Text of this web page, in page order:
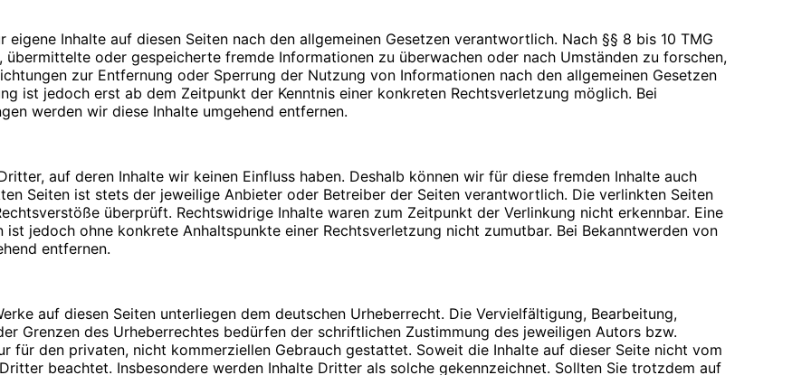
Durch die Verwendung von Cookies wird die Nutzung von Webseiten für den Nutzer vereinfacht.
fehlerfrei aufrufbar. Diese Gründe stellen auch das berechtigte Interesse für diese
Nutzung von Cookies zu Analysezwecken wird in einem anderen Punkt behandelt). Gängige Browser
Sie können Ihren Browser so einstellen, dass Sie über das Setzen von Cookies informiert werden
Cookies ausschließen oder das automatische Löschen der Cookies beim Schließen des Browser
dieser Website ohne Einschränkungen zugreifen können, wenn Sie entsprechende
Name, Vorname und E-Mail Adresse. Diese Daten verwenden wir ausschließlich für die o.g.
die im Zuge der Nutzung des Kontaktformulars oder der Übersendung einer E-Mail übermittelt
Inhalte auf diesen Seiten nach den allgemeinen Gesetzen verantwortlich. Nach §§ 8 bis 10 TMG
oder gespeicherte fremde Informationen zu überwachen oder nach Umständen zu forschen,
zur Entfernung oder Sperrung der Nutzung von Informationen nach den allgemeinen Gesetzen
ist jedoch erst ab dem Zeitpunkt der Kenntnis einer konkreten Rechtsverletzung möglich. Bei
werden wir diese Inhalte umgehend entfernen.
auf deren Inhalte wir keinen Einfluss haben. Deshalb können wir für diese fremden Inhalte auch
Seiten ist stets der jeweilige Anbieter oder Betreiber der Seiten verantwortlich. Die verlinkten Seiten
überprüft. Rechtswidrige Inhalte waren zum Zeitpunkt der Verlinkung nicht erkennbar. Eine
jedoch ohne konkrete Anhaltspunkte einer Rechtsverletzung nicht zumutbar. Bei Bekanntwerden von
entfernen.
auf diesen Seiten unterliegen dem deutschen Urheberrecht. Die Vervielfältigung, Bearbeitung,
Grenzen des Urheberrechtes bedürfen der schriftlichen Zustimmung des jeweiligen Autors bzw.
für den privaten, nicht kommerziellen Gebrauch gestattet. Soweit die Inhalte auf dieser Seite nicht vom
beachtet. Insbesondere werden Inhalte Dritter als solche gekennzeichnet. Sollten Sie trotzdem auf